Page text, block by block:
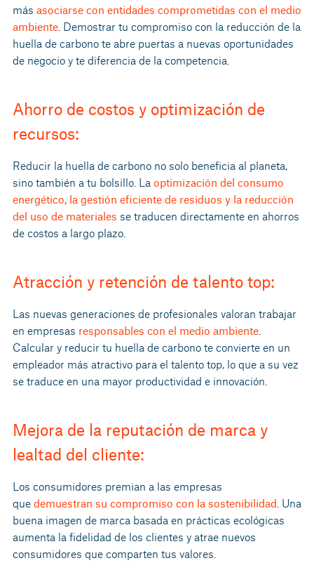
más asociarse con entidades comprometidas con el medio
ambiente . Demostrar tu compromiso con la reducción de la
huella de carbono te abre puertas a nuevas oportunidades
de negocio y te diferencia de la competencia.
Ahorro de costos y optimización de
recursos:
Reducir la huella de carbono no solo beneficia al planeta,
sino también a tu bolsillo. La optimización del consumo
energético, la gestión eficiente de residuos y la reducción
del uso de materiales se traducen directamente en ahorros
de costos a largo plazo.
Atracción y retención de talento top:
Las nuevas generaciones de profesionales valoran trabajar
en empresas responsables con el medio ambiente
Calcular y reducir tu huella de carbono te convierte en un
empleador más atractivo para el talento top, lo que a su vez
se traduce en una mayor productividad e innovación.
Mejora de la reputación de marca y
lealtad del cliente:
Los consumidores premian a las empresas
que demuestran su compromiso con la sostenibilidad . Una
buena imagen de marca basada en prácticas ecológicas
aumenta la fidelidad de los clientes y atrae nuevos
consumidores que comparten tus valores.